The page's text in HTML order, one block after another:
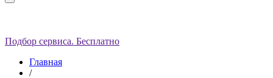
Подбор сервиса. Бесплатно
Главная
/